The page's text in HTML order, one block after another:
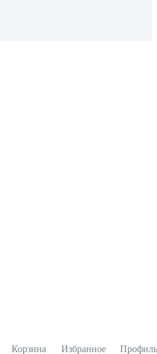
Корзина Избранное